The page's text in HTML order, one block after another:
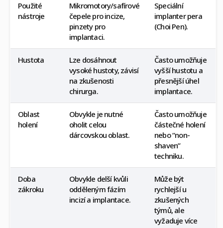
Použité
nástroje
Mikromotory/safírové
čepele pro incize,
pinzety pro
implantaci.
Speciální
implanter pera
(Choi Pen).
Hustota
Lze dosáhnout
vysoké hustoty, závisí
na zkušenosti
chirurga.
Často umožňuje
vyšší hustotu a
přesnější úhel
implantace.
Oblast
holení
Obvykle je nutné
oholit celou
dárcovskou oblast.
Často umožňuje
částečné holení
nebo “non-
shaven”
techniku.
Doba
zákroku
Obvykle delší kvůli
odděleným fázím
incizí a implantace.
Může být
rychlejší u
zkušených
týmů, ale
vyžaduje více